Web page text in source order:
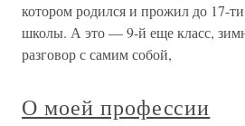
котором родился и прожил до 17-
школы. А это — 9-й еще класс,
разговор с самим собой,
О моей профессии